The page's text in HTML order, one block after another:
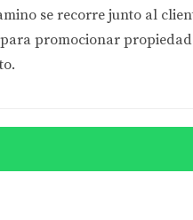
para
por su inversión en
se recorre junto al
para promocionar